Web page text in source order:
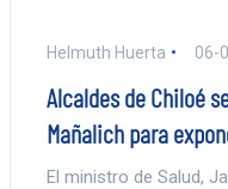
Helmuth Huerta 06-
Alcaldes de Chiloé
Mañalich para
El ministro de Salud,